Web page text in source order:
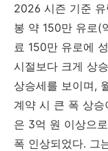
2026 시즌 기준
봉 약 150만 유로(
료 150만 유로에
시절보다 크게 상
상승세를 보이며,
계약 시 큰 폭 상
은 3억 원 이상으
폭 인상되었다. 그